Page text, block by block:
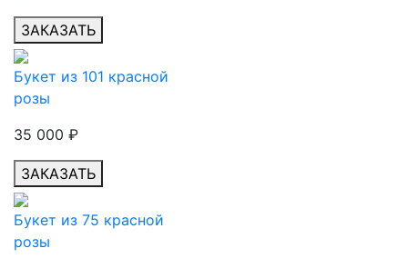
ЗАКАЗАТЬ
Букет из 101 красной
розы
35 000 ₽
ЗАКАЗАТЬ
Букет из 75 красной
розы